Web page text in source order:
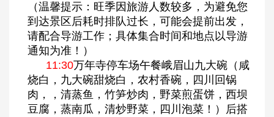
（温馨提示：旺季因旅游人数较多，为避免您
到达景区后耗时排队过长，可能会提前出发，
请配合导游工作；具体集合时间和地点以导游
通知为准！）
11:30万年寺停车场午餐峨眉山九大碗（咸
烧白，九大碗甜烧白，农村香碗，四川回锅
肉，，清蒸鱼，竹笋炒肉，野菜煎蛋饼，西坝
豆腐，蒸南瓜，清炒野菜，四川泡菜！）后搭